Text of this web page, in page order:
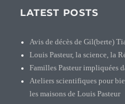
LATEST POSTS
Avis de décès de Gil(berte)
Louis Pasteur, la science, la
Familles Pasteur impliquées
Ateliers scientifiques pour
les maisons de Louis Pasteur